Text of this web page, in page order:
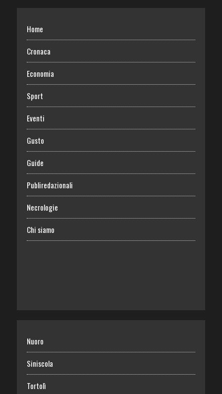
Home
Cronaca
Economia
Sport
Eventi
Gusto
Guide
Publiredazionali
Necrologie
Chi siamo
Nuoro
Siniscola
Tortolì